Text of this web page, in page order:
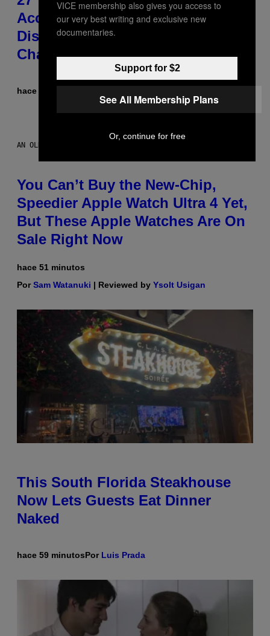
Accepted an MTV Award in
Disguise and Refused to Break
Character
hace 38 minutos
AN OLDER MODEL, NOT THE APPLE WATCH ULTRA 4
You Can’t Buy the New-Chip,
Speedier Apple Watch Ultra 4 Yet,
But These Apple Watches Are On
Sale Right Now
hace 51 minutos
PorSam Watanuki | Reviewed by Ysolt Usigan
This South Florida Steakhouse
Now Lets Guests Eat Dinner
Naked
hace 59 minutosPor Luis Prada
VICE membership also gives you access to
our very best writing and exclusive new
documentaries.
Support for $2
See All Membership Plans
Or, continue for free